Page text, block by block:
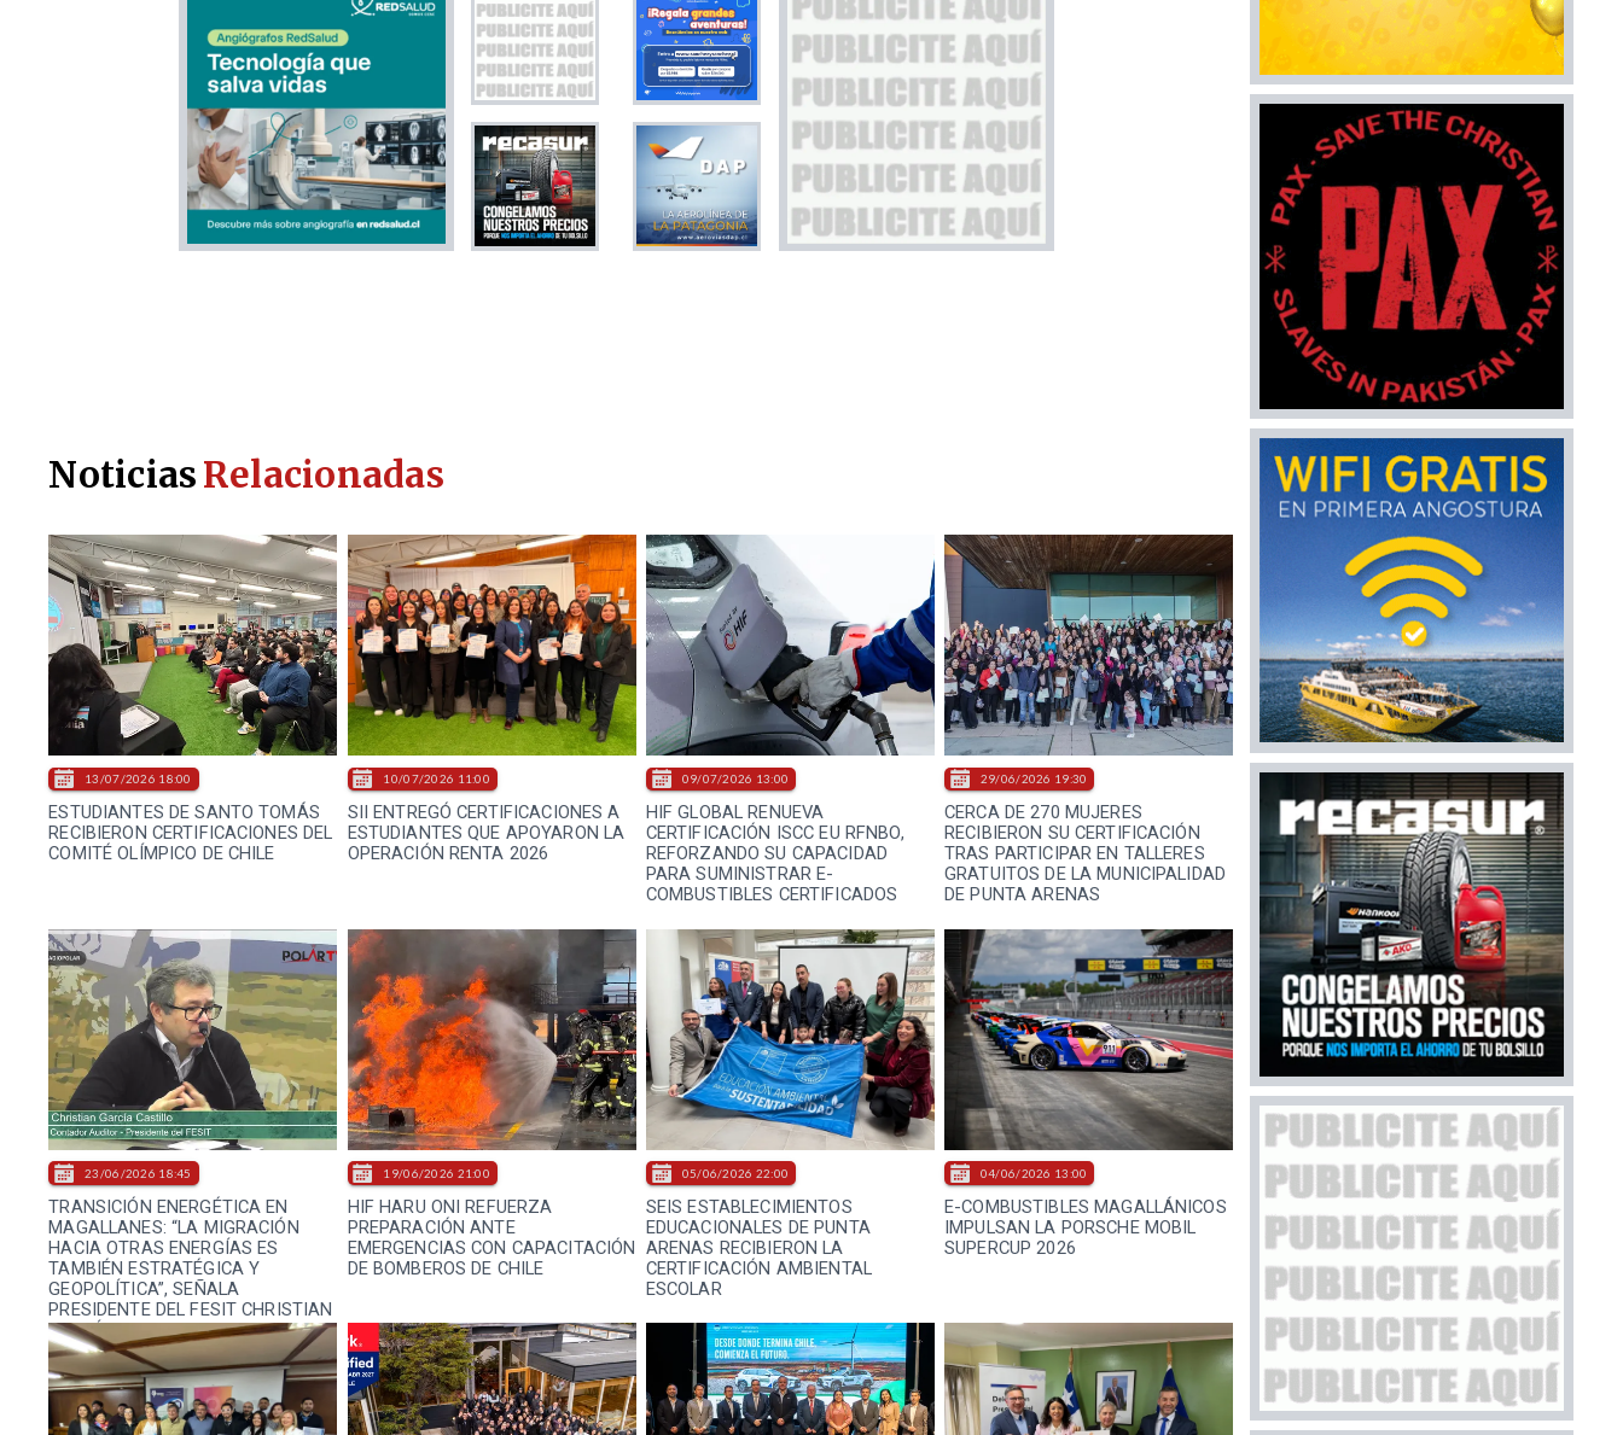
ESTUDIANTES DE SANTO TOMÁS
RECIBIERON CERTIFICACIONES DEL
COMITÉ OLÍMPICO DE CHILE
13/07/2026 18:00
SII ENTREGÓ CERTIFICACIONES A
ESTUDIANTES QUE APOYARON LA
OPERACIÓN RENTA 2026
10/07/2026 11:00
HIF GLOBAL RENUEVA
CERTIFICACIÓN ISCC EU RFNBO,
REFORZANDO SU CAPACIDAD
PARA SUMINISTRAR E-
COMBUSTIBLES CERTIFICADOS
09/07/2026 13:00
CERCA DE 270 MUJERES
RECIBIERON SU CERTIFICACIÓN
TRAS PARTICIPAR EN TALLERES
GRATUITOS DE LA MUNICIPALIDAD
DE PUNTA ARENAS
29/06/2026 19:30
TRANSICIÓN ENERGÉTICA EN
MAGALLANES: “LA MIGRACIÓN
HACIA OTRAS ENERGÍAS ES
TAMBIÉN ESTRATÉGICA Y
GEOPOLÍTICA”, SEÑALA
PRESIDENTE DEL FESIT CHRISTIAN
GARCÍA
23/06/2026 18:45
HIF HARU ONI REFUERZA
PREPARACIÓN ANTE
EMERGENCIAS CON CAPACITACIÓN
DE BOMBEROS DE CHILE
19/06/2026 21:00
SEIS ESTABLECIMIENTOS
EDUCACIONALES DE PUNTA
ARENAS RECIBIERON LA
CERTIFICACIÓN AMBIENTAL
ESCOLAR
05/06/2026 22:00
E-COMBUSTIBLES MAGALLÁNICOS
IMPULSAN LA PORSCHE MOBIL
SUPERCUP 2026
04/06/2026 13:00
NoticiasRelacionadas